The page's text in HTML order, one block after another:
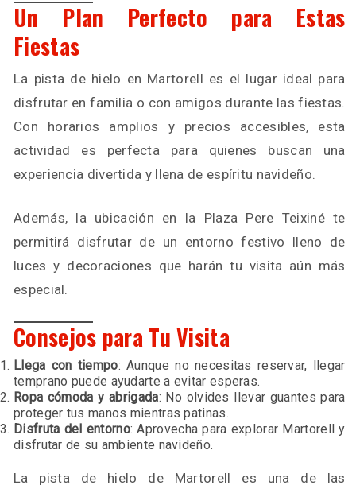
Un Plan Perfecto para Estas
Fiestas
La pista de hielo en Martorell es el lugar ideal para
disfrutar en familia o con amigos durante las fiestas.
Con horarios amplios y precios accesibles, esta
actividad es perfecta para quienes buscan una
experiencia divertida y llena de espíritu navideño.
Además, la ubicación en la Plaza Pere Teixiné te
permitirá disfrutar de un entorno festivo lleno de
luces y decoraciones que harán tu visita aún más
especial.
Consejos para Tu Visita
Llega con tiempo: Aunque no necesitas reservar, llegar
temprano puede ayudarte a evitar esperas.
Ropa cómoda y abrigada: No olvides llevar guantes para
proteger tus manos mientras patinas.
Disfruta del entorno: Aprovecha para explorar Martorell y
disfrutar de su ambiente navideño.
La pista de hielo de Martorell es una de las